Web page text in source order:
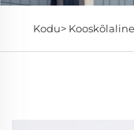
Kodu>